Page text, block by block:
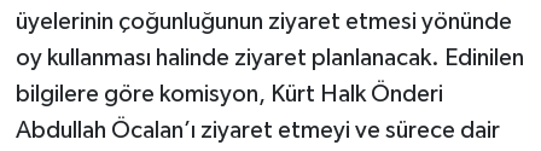
üyelerinin çoğunluğunun ziyaret etmesi yönünde
oy kullanması halinde ziyaret planlanacak. Edinilen
bilgilere göre komisyon, Kürt Halk Önderi
Abdullah Öcalan’ı ziyaret etmeyi ve sürece dair